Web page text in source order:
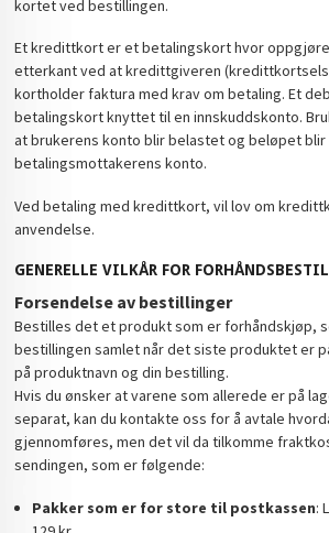
kortet ved bestillingen.
Et kredittkort er et betalingskort hvor
etterkant ved at kredittgiveren
kortholder faktura med krav om betaling. Et
betalingskort knyttet til en innskuddskonto.
at brukerens konto blir belastet og beløpet
betalingsmottakerens konto.
Ved betaling med kredittkort, vil lov om
anvendelse.
GENERELLE VILKÅR FOR
Forsendelse av bestillinger
Bestilles det et produkt som er forhåndskjøp,
bestillingen samlet når det siste produktet er
på produktnavn og din bestilling.
Hvis du ønsker at varene som allerede er på
separat, kan du kontakte oss for å avtale
gjennomføres, men det vil da tilkomme
sendingen, som er følgende:
Pakker som er for store til postkassen: